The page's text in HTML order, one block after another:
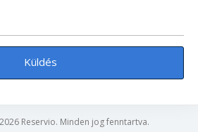
Küldés
Reservio. Minden jog fenntartva.